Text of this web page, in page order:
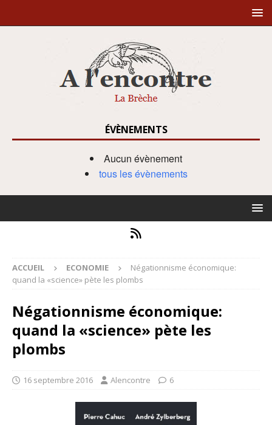
ÉVÈNEMENTS
Aucun évènement
tous les évènements
ACCUEIL ECONOMIE
Négationnisme économique:
quand la «science» pète les plombs
Négationnisme économique:
quand la «science» pète les
plombs
16 septembre 2016 Alencontre 6